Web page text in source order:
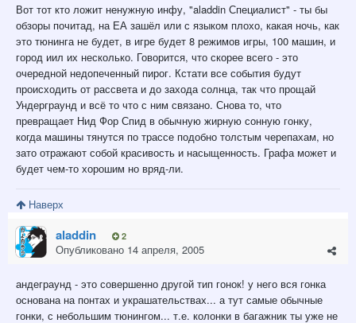
Вот тот кто ложит ненужную инфу, "aladdin Специалист" - ты бы
обзоры почитад, на ЕА зашёл или с языком плохо, какая ночь, как
это тюнинга не будет, в игре будет 8 режимов игры, 100 машин, и
город иил их несколько. Говорится, что скорее всего - это
очередной недопеченный пирог. Кстати все события будут
происходить от рассвета и до захода солнца, так что прощай
Ундерграунд и всё то что с ним связано. Снова то, что
превращает Нид Фор Спид в обычную жирную сонную гонку,
когда машины тянутся по трассе подобно толстым черепахам, но
зато отражают собой красивость и насыщенность. Графа может и
будет чем-то хорошим но вряд-ли.
Наверх
aladdin 2
Опубликовано 14 апреля, 2005
андеграунд - это совершенно другой тип гонок! у него вся гонка
основана на понтах и украшательствах... а тут самые обычные
гонки, с небольшим тюнингом... т.е. колонки в багажник ты уже не